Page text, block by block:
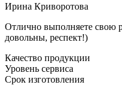
Ирина Криворотова
Отлично выполняете свою
довольны, респект!)
Качество продукции
Уровень сервиса
Срок изготовления